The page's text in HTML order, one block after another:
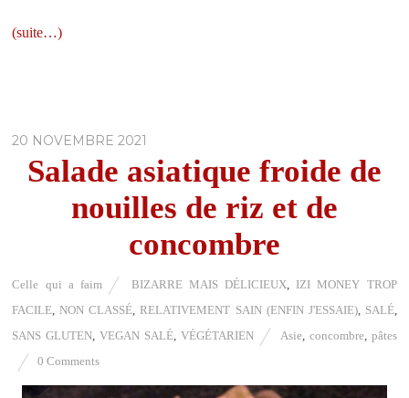
(suite…)
20 NOVEMBRE 2021
Salade asiatique froide de
nouilles de riz et de
concombre
Celle qui a faim BIZARRE MAIS DÉLICIEUX
IZI MONEY TROP
FACILE ,NON CLASSÉ ,RELATIVEMENT SAIN (ENFIN J'ESSAIE), SALÉ,
SANS GLUTEN ,VEGAN SALÉ VÉGÉTARIEN Asie concombre pâtes
0 Comments